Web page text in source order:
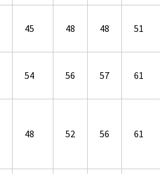
45 48 48 51
54 56 57 61
48 52 56 61